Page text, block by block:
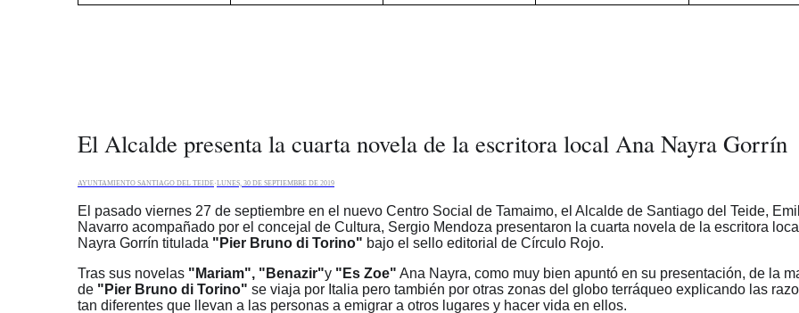
El Alcalde presenta la cuarta novela de la escritora local Ana Nayra Gorrín
AYUNTAMIENTO SANTIAGO DEL TEIDE·LUNES, 30 DE SEPTIEMBRE DE 2019
El pasado viernes 27 de septiembre en el nuevo Centro Social de Tamaimo, el Alcalde de Santiago del Teide,
Navarro acompañado por el concejal de Cultura, Sergio Mendoza presentaron la cuarta novela de la escritora
Nayra Gorrín titulada "Pier Bruno di Torino" bajo el sello editorial de Círculo Rojo.
Tras sus novelas "Mariam", "Benazir"y "Es Zoe" Ana Nayra, como muy bien apuntó en su presentación, de la
de "Pier Bruno di Torino" se viaja por Italia pero también por otras zonas del globo terráqueo explicando las
tan diferentes que llevan a las personas a emigrar a otros lugares y hacer vida en ellos.